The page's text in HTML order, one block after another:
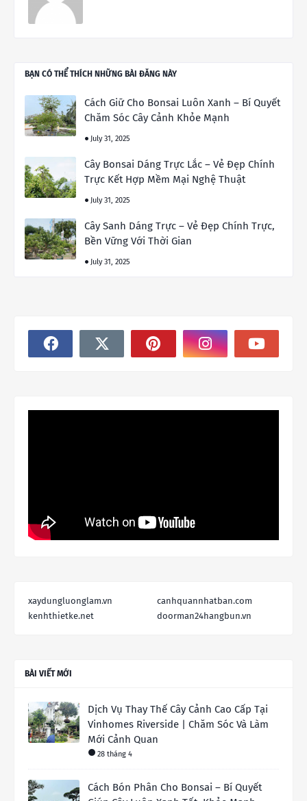
BẠN CÓ THỂ THÍCH NHỮNG BÀI ĐĂNG NÀY
Cách Giữ Cho Bonsai Luôn Xanh – Bí Quyết
Chăm Sóc Cây Cảnh Khỏe Mạnh
July 31, 2025
Cây Bonsai Dáng Trực Lắc – Vẻ Đẹp Chính
Trực Kết Hợp Mềm Mại Nghệ Thuật
July 31, 2025
Cây Sanh Dáng Trực – Vẻ Đẹp Chính Trực,
Bền Vững Với Thời Gian
July 31, 2025
xaydungluonglam.vn
canhquannhatban.com
kenhthietke.net
doorman24hangbun.vn
BÀI VIẾT MỚI
Dịch Vụ Thay Thế Cây Cảnh Cao Cấp Tại
Vinhomes Riverside | Chăm Sóc Và Làm
Mới Cảnh Quan
28 tháng 4
Cách Bón Phân Cho Bonsai – Bí Quyết